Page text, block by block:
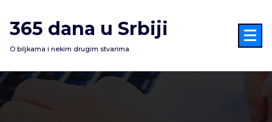
na
sadržaj
365 dana u Srbiji
O biljkama i nekim drugim stvarima